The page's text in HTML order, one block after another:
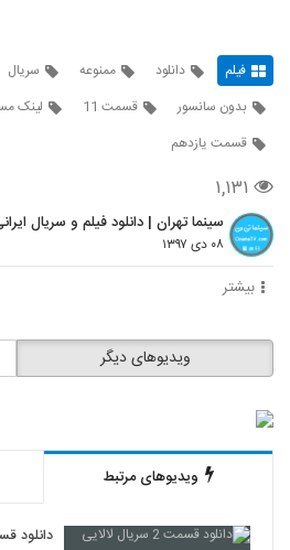
فیلم دانلود ممنوعه سریال
بدون سانسور
قسمت 11 لینک
قسمت یازدهم
۱,۱۳۱
سینما تهران | دانلود فیلم و سریال
۰۸ دی ۱۳۹۷
بیشتر
ویدیوهای دیگر
ویدیوهای مرتبط
دانلود قسمت 2